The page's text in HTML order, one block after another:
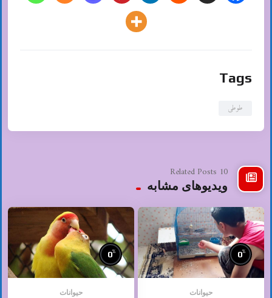
Tags
طوطی
10 Related Posts
ویدیوهای مشابه
0%
حیوانات
0%
حیوانات